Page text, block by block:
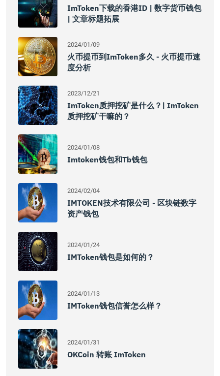
ImToken下载的香港ID | 数字货币钱包
| 文章标题拓展
2024/01/09
火币提币到imToken多久 - 火币提币速
度分析
2023/12/21
ImToken质押挖矿是什么？| ImToken
质押挖矿干嘛的？
2024/01/08
Imtoken钱包和tb钱包
2024/02/04
IMTOKEN技术有限公司 - 区块链数字
资产钱包
2024/01/24
IMToken钱包是如何的？
2024/01/13
IMToken钱包信誉怎么样？
2024/01/31
OKCoin 转账 ImToken